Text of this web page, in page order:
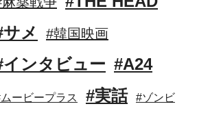
サメ
#韓国映画
インタビュー #A24
ービープラス #実話 #ゾンビ